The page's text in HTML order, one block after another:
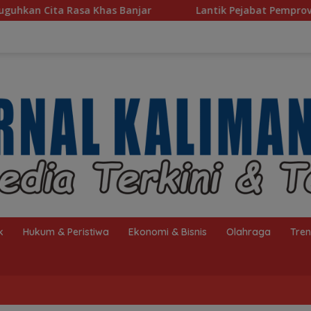
Lantik Pejabat Pemprov Kalsel, Gubernur
Hukum & Peristiwa Ekonomi & Bisnis Olahraga